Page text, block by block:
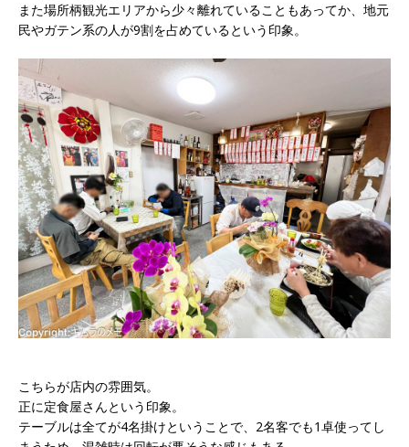
また場所柄観光エリアから少々離れていることもあってか、地元
民やガテン系の人が9割を占めているという印象。
こちらが店内の雰囲気。
正に定食屋さんという印象。
テーブルは全てが4名掛けということで、2名客でも1卓使ってし